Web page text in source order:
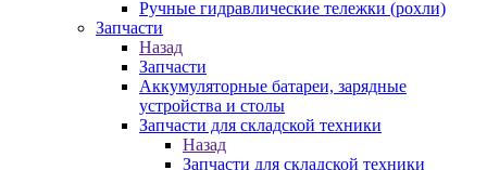
Ручные гидравлические тележки (рохли)
Запчасти
Назад
Запчасти
Аккумуляторные батареи, зарядные
устройства и столы
Запчасти для складской техники
Назад
Запчасти для складской техники